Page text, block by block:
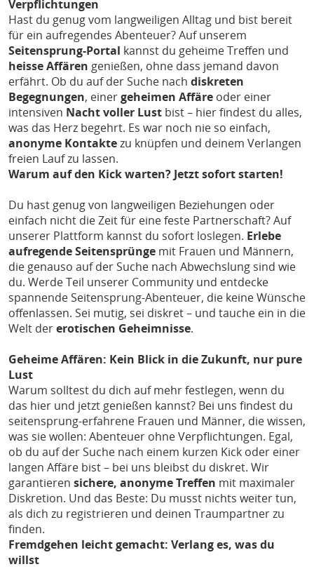
Verpflichtungen
Hast du genug vom langweiligen Alltag und bist bereit
für ein aufregendes Abenteuer? Auf unserem
Seitensprung-Portal kannst du geheime Treffen und
heisse Affären genießen, ohne dass jemand davon
erfährt. Ob du auf der Suche nach diskreten
Begegnungen, einergeheimen Affäre oder einer
intensiven Nacht voller Lust bist – hier findest du alles,
was das Herz begehrt. Es war noch nie so einfach,
anonyme Kontaktezu knüpfen und deinem Verlangen
freien Lauf zu lassen.
Warum auf den Kick warten? Jetzt sofort starten!
Du hast genug von langweiligen Beziehungen oder
einfach nicht die Zeit für eine feste Partnerschaft? Auf
unserer Plattform kannst du sofort loslegen. Erlebe
aufregende Seitensprünge mit Frauen und Männern,
die genauso auf der Suche nach Abwechslung sind wie
du. Werde Teil unserer Community und entdecke
spannende Seitensprung-Abenteuer, die keine Wünsche
offenlassen. Sei mutig, sei diskret – und tauche ein in die
Welt dererotischen Geheimnisse.
Geheime Affären: Kein Blick in die Zukunft, nur pure
Lust
Warum solltest du dich auf mehr festlegen, wenn du
das hier und jetzt genießen kannst? Bei uns findest du
seitensprung-erfahrene Frauen und Männer, die wissen,
was sie wollen: Abenteuer ohne Verpflichtungen. Egal,
ob du auf der Suche nach einem kurzen Kick oder einer
langen Affäre bist – bei uns bleibst du diskret. Wir
garantieren sichere, anonyme Treffen mit maximaler
Diskretion. Und das Beste: Du musst nichts weiter tun,
als dich zu registrieren und deinen Traumpartner zu
finden.
Fremdgehen leicht gemacht: Verlang es, was du
willst